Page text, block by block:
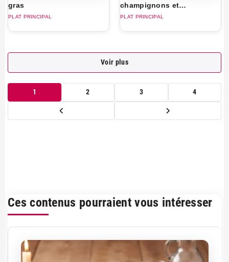
gras
PLAT PRINCIPAL
champignons et
châtaignes
PLAT PRINCIPAL
Voir plus
1 2 3 4
Ces contenus pourraient vous intéresser